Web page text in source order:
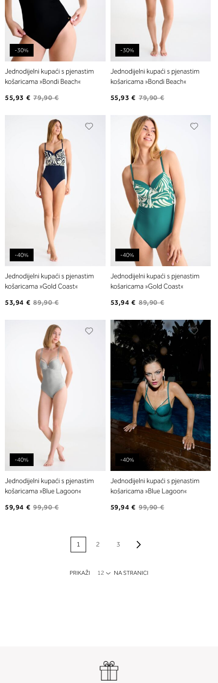
-30%
Jednodijelni kupaći s pjenastim
košaricama »Bondi Beach«
55,93 € 79,90 €
-30%
Jednodijelni kupaći s pjenastim
košaricama »Bondi Beach«
55,93 € 79,90 €
-40%
Jednodijelni kupaći s pjenastim
košaricama »Gold Coast«
53,94 € 89,90 €
-40%
Jednodijelni kupaći s pjenastim
košaricama »Gold Coast«
53,94 € 89,90 €
-40%
Dodajte
Jednodijelni kupaći s pjenastim
košaricama »Blue Lagoon«
59,94 € 99,90 €
-40%
na
Jednodijelni kupaći s pjenastim
košaricama »Blue Lagoon«
59,94 € 99,90 €
Trenutno pregledavate
1 Stranica
2 3
PRIKAŽI NA STRANICI